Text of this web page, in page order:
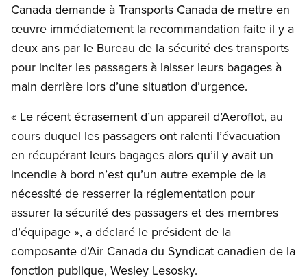
Canada demande à Transports Canada de mettre en
œuvre immédiatement la recommandation faite il y a
deux ans par le Bureau de la sécurité des transports
pour inciter les passagers à laisser leurs bagages à
main derrière lors d’une situation d’urgence.
« Le récent écrasement d’un appareil d’Aeroflot, au
cours duquel les passagers ont ralenti l’évacuation
en récupérant leurs bagages alors qu’il y avait un
incendie à bord n’est qu’un autre exemple de la
nécessité de resserrer la réglementation pour
assurer la sécurité des passagers et des membres
d’équipage », a déclaré le président de la
composante d’Air Canada du Syndicat canadien de la
fonction publique, Wesley Lesosky.